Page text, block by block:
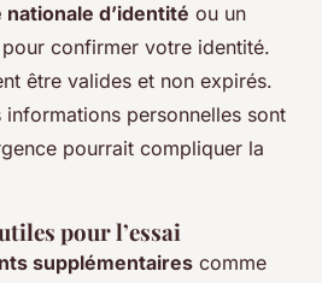
nationale d’identité ou un
confirmer votre identité.
être valides et non expirés.
personnelles sont
pourrait compliquer la
pour l’essai
supplémentaires comme